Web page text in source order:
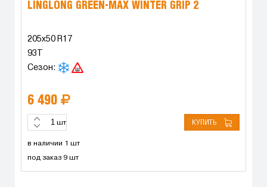
LINGLONG GREEN-MAX WINTER GRIP 2
205x50 R17
93T
Сезон:
6 490
шт КУПИТЬ
в наличии 1 шт
под заказ 9 шт